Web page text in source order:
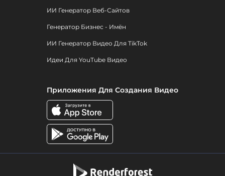
ИИ Генератор Веб-Сайтов
Генератор Бизнес - Имён
ИИ Генератор Видео Для TikTok
Идеи Для YouTube Видео
Приложения Для Создания Видео